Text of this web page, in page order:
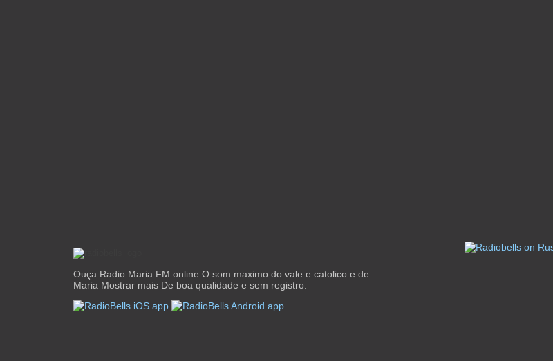
Ouça Radio Maria FM online O som maximo do vale e catolico e de
Maria Mostrar mais De boa qualidade e sem registro.